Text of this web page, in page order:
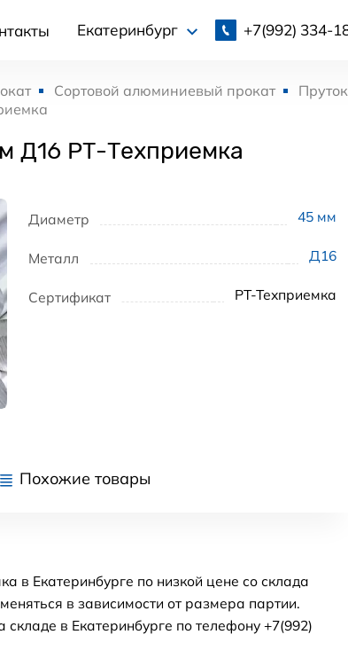
Екатеринбург +7(992) 334-
Сортовой алюминиевый прокат
Д16 РТ-Техприемка
Диаметр 45 мм
Металл Д16
Сертификат РТ-Техприемка
Похожие товары
в Екатеринбурге по низкой цене со склада
в зависимости от размера партии.
в Екатеринбурге по телефону +7(992)